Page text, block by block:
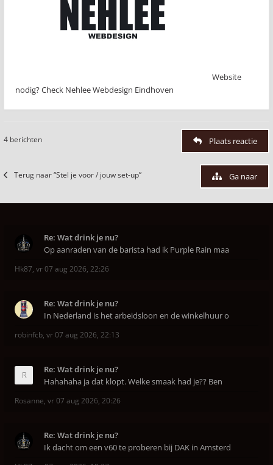
Website
nodig? Check Nehlee Webdesign Eindhoven
4 berichten Plaats reactie
Terug naar “Stel je voor / jouw set-up” Ga naar
Re: Wat drink je nu?
Op aanraden van de barista had ik Purple Rain maa
Hk87, vr 07 aug 2026, 22:26
Re: Wat drink je nu?
In Nederland is het arbeidsloon en de winkelhuur o
robinfcb, vr 07 aug 2026, 22:13
Re: Wat drink je nu?
Hahahaha ja dat klopt. Welke smaak had je?? Ben
Rosanne, vr 07 aug 2026, 20:26
Re: Wat drink je nu?
Ik dacht om een v60 te proberen bij DAK in Amsterd